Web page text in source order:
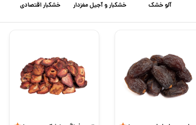
آلو خشک خشکبار و آجیل مغزدار خشکبار اقتصادی